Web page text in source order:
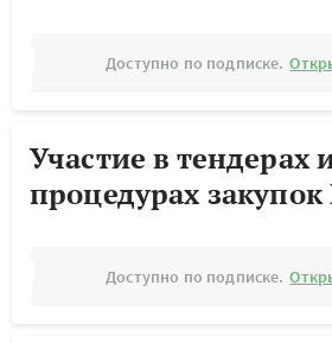
Доступно по подписке.
Участие в тендерах
процедурах
Доступно по подписке.